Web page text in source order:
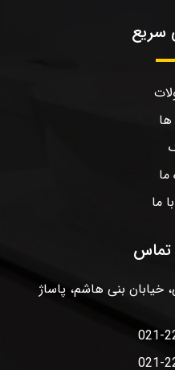
سریع
ها
ما
ما
تماس
خیابان بنی هاشم، پاساژ
021-
021-